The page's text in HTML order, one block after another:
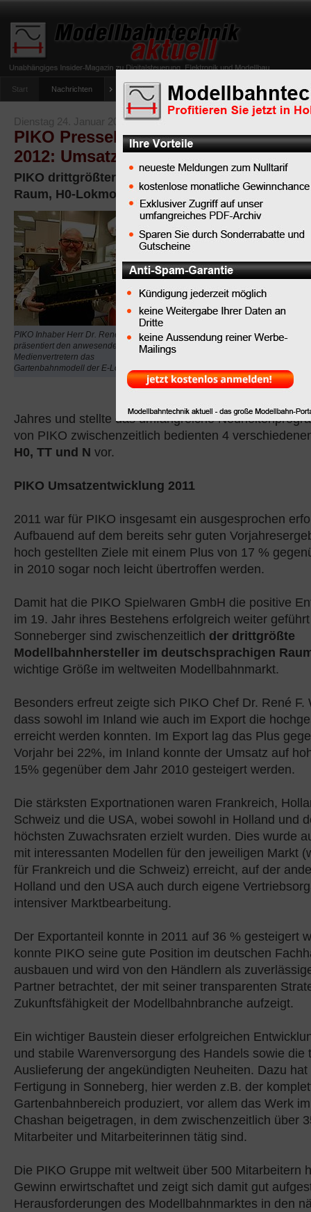
Start Nachrichten Tipps Newsletter Archiv Magazin
umfrage-viessmann-multiprotokoll-lichtdecoder
Dienstag 24. Januar 2012
PIKO Pressekonferenz vor der
2012: Umsatzplus 17% gegenüber
PIKO drittgrößter Modellbahnhersteller im
Raum, H0-Lokmodell der BR218 für unter 50,00 €
PIKO Inhaber Herr Dr. René F. Wilfer
präsentiert den anwesenden
Medienvertretern das
Gartenbahnmodell der E-Lok BR194
Im Rahmen der
alljährlichen
Pressekonferenz im
bis 06. Februar in
stattfindenden
Spielwarenmesse
Modellbahnherstellers
anwesenden
Umsatzentwicklung
Jahres und stellte das umfangreiche
von PIKO zwischenzeitlich bedienten 4
H0, TT und N vor.
PIKO Umsatzentwicklung 2011
2011 war für PIKO insgesamt ein ausgesprochen
Aufbauend auf dem bereits sehr guten
hoch gestellten Ziele mit einem Plus von 17 %
in 2010 sogar noch leicht übertroffen werden.
Damit hat die PIKO Spielwaren GmbH die positive
im 19. Jahr ihres Bestehens erfolgreich weiter
Sonneberger sind zwischenzeitlich der drittgrößte
Modellbahnhersteller im deutschsprachigen
wichtige Größe im weltweiten Modellbahnmarkt.
Besonders erfreut zeigte sich PIKO Chef Dr. René F.
dass sowohl im Inland wie auch im Export die
erreicht werden konnten. Im Export lag das Plus
Vorjahr bei 22%, im Inland konnte der Umsatz auf
15% gegenüber dem Jahr 2010 gesteigert werden.
Die stärksten Exportnationen waren Frankreich,
Schweiz und die USA, wobei sowohl in Holland und
höchsten Zuwachsraten erzielt wurden. Dies wurde
mit interessanten Modellen für den jeweiligen Markt
für Frankreich und die Schweiz) erreicht, auf der
Holland und den USA auch durch eigene
intensiver Marktbearbeitung.
Der Exportanteil konnte in 2011 auf 36 % gesteigert
konnte PIKO seine gute Position im deutschen
ausbauen und wird von den Händlern als
Partner betrachtet, der mit seiner transparenten
Zukunftsfähigkeit der Modellbahnbranche aufzeigt.
Ein wichtiger Baustein dieser erfolgreichen
und stabile Warenversorgung des Handels sowie die
Auslieferung der angekündigten Neuheiten. Dazu
Fertigung in Sonneberg, hier werden z.B. der
Gartenbahnbereich produziert, vor allem das Werk
Chashan beigetragen, in dem zwischenzeitlich über
Mitarbeiter und Mitarbeiterinnen tätig sind.
Die PIKO Gruppe mit weltweit über 500 Mitarbeitern
Gewinn erwirtschaftet und zeigt sich damit gut
Herausforderungen des Modellbahnmarktes in den